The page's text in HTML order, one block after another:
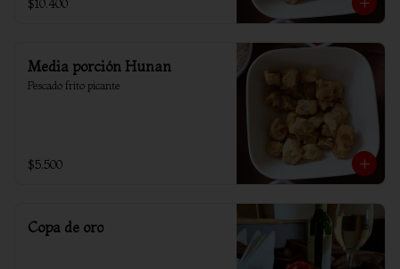
$10.400
Media porción Hunan
Pescado frito picante
$5.500
Copa de oro